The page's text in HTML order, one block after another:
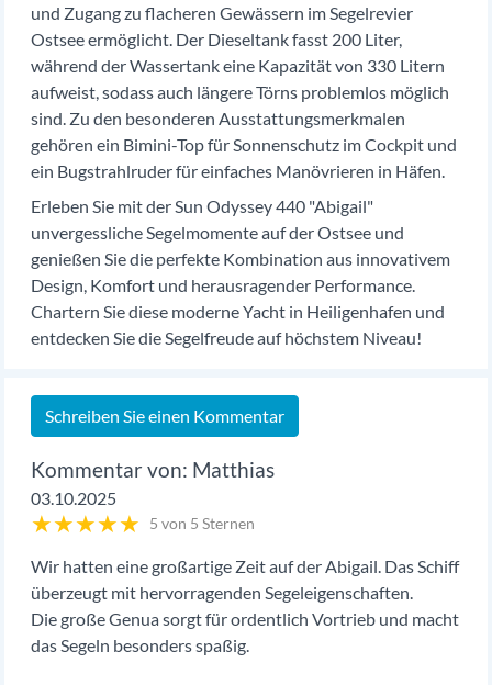
und Zugang zu flacheren Gewässern im Segelrevier
Ostsee ermöglicht. Der Dieseltank fasst 200 Liter,
während der Wassertank eine Kapazität von 330 Litern
aufweist, sodass auch längere Törns problemlos möglich
sind. Zu den besonderen Ausstattungsmerkmalen
gehören ein Bimini-Top für Sonnenschutz im Cockpit und
ein Bugstrahlruder für einfaches Manövrieren in Häfen.
Erleben Sie mit der Sun Odyssey 440 "Abigail"
unvergessliche Segelmomente auf der Ostsee und
genießen Sie die perfekte Kombination aus innovativem
Design, Komfort und herausragender Performance.
Chartern Sie diese moderne Yacht in Heiligenhafen und
entdecken Sie die Segelfreude auf höchstem Niveau!
Schreiben Sie einen Kommentar
Matthias
03.10.2025
★★★★★ 5 von 5 Sternen
Wir hatten eine großartige Zeit auf der Abigail. Das Schiff
überzeugt mit hervorragenden Segeleigenschaften.
Die große Genua sorgt für ordentlich Vortrieb und macht
das Segeln besonders spaßig.